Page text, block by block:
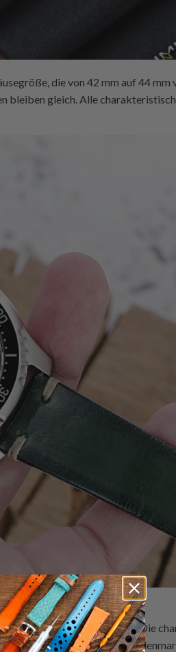
die von 42 mm auf 44
bleiben gleich. Alle
Beige Nähte
gegen unser Handgelenk. Die
das neue Design der